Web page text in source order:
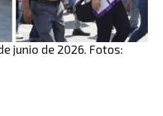
junio de 2026. Fotos: